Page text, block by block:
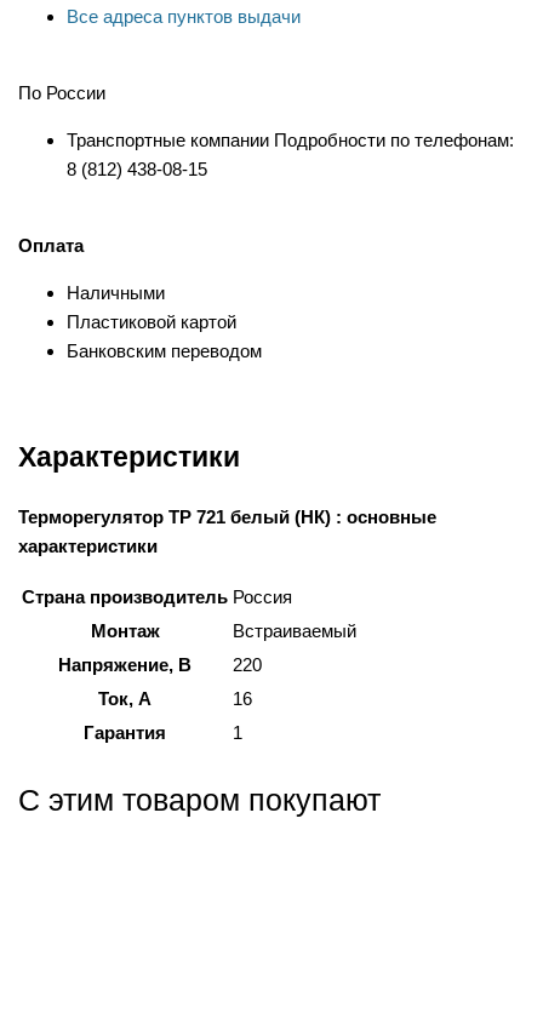
Все адреса пунктов выдачи
По России
Транспортные компании Подробности по телефонам:
8 (812) 438-08-15
Оплата
Наличными
Пластиковой картой
Банковским переводом
Характеристики
Терморегулятор ТР 721 белый (НК) : основные
характеристики
Страна производитель Россия
Монтаж
Встраиваемый
Напряжение, В
220
Ток, А
16
Гарантия
1
С этим товаром покупают